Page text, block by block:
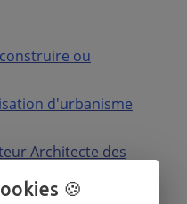
ou
d'urbanisme
Architecte des
🍪